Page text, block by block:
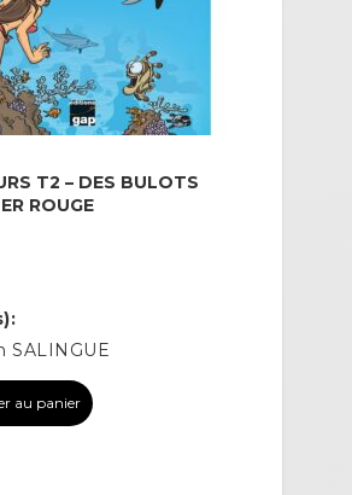
T2 – DES BULOTS
ROUGE
SALINGUE
au panier